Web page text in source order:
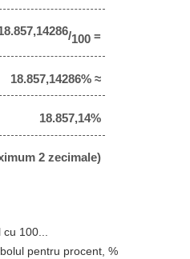
/100 =
18.857,14286% ≈
18.857,14%
2 zecimale)
cu 100...
pentru procent, %